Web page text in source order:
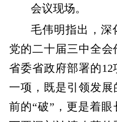
会议现场。
毛伟明指出，深
党的二十届三中全
省委省政府部署的
一项，既是引领发展
前的“破”，更是着